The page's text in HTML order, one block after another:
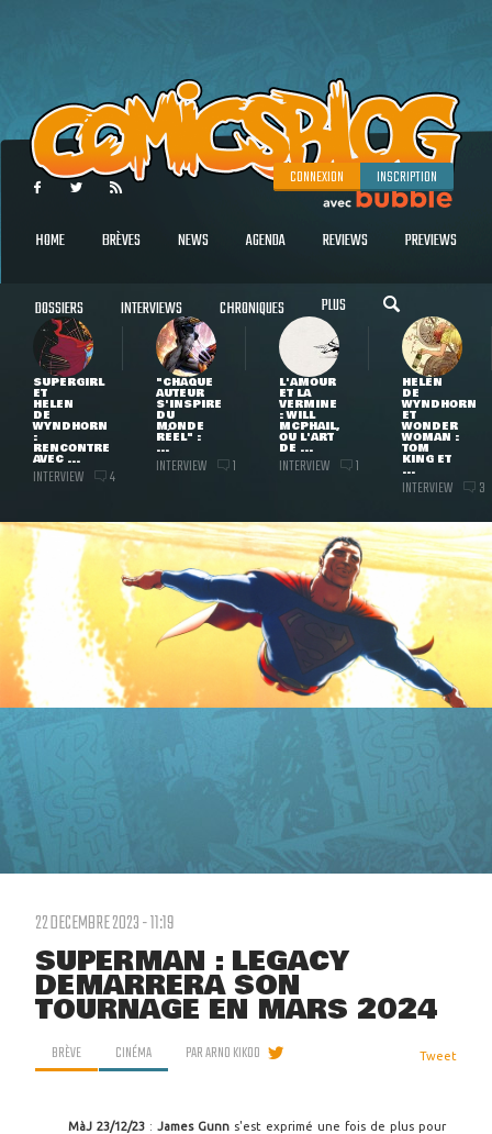
CONNEXION INSCRIPTION
HOME BRÈVES NEWS AGENDA REVIEWS PREVIEWS
DOSSIERS INTERVIEWS CHRONIQUES PLUS
SUPERGIRL
ET
HELEN
DE
WYNDHORN
:
RENCONTRE
AVEC ...
INTERVIEW 4
"CHAQUE
AUTEUR
S'INSPIRE
DU
MONDE
RÉEL" :
...
INTERVIEW 1
L'AMOUR
ET LA
VERMINE
: WILL
MCPHAIL,
OU L'ART
DE ...
INTERVIEW 1
HELEN
DE
WYNDHORN
ET
WONDER
WOMAN :
TOM
KING ET
...
INTERVIEW 3
22 DECEMBRE 2023 - 11:19
SUPERMAN : LEGACY
DÉMARRERA SON
TOURNAGE EN MARS 2024
BRÈVE CINÉMA PARARNO KIKOO Tweet
MàJ 23/12/23 : James Gunn s'est exprimé une fois de plus pour